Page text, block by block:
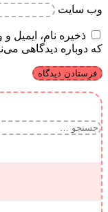
وب‌ سایت
ذخیره نام، ایمیل
که دوباره دیدگاهی
جستجو
برای: